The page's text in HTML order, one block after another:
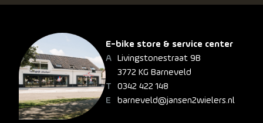
E-bike store & service center
Livingstonestraat 9B
3772 KG Barneveld
0342 422 148
barneveld@jansen2wielers.nl